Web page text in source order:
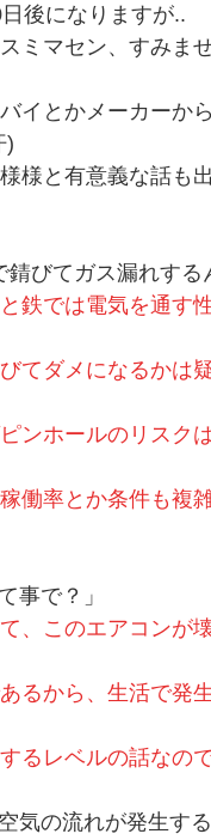
後になりますが..
セン、すみま
イとかメーカー
)
様と有意義な話も
錆びてガス漏れす
鉄では電気を通す
ダメになるかは
ンホールのリスク
働率とか条件も複
事で？」
、このエアコンが
から、生活で発
レベルの話なの
気の流れが発生す